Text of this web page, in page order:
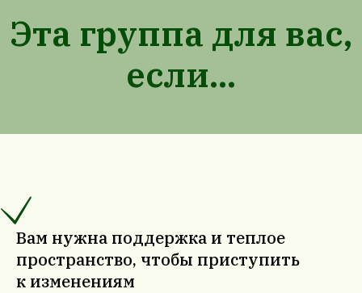
Эта группа для вас,
если...
Вам нужна поддержка и теплое
пространство, чтобы приступить
к изменениям